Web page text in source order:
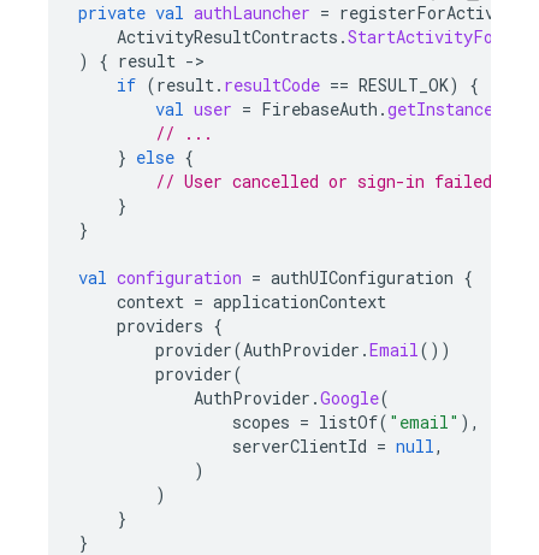
private val authLauncher =
ActivityResultContracts .
)
{ result -
if (result. resultCode == RESULT_OK)
{
val user = FirebaseAuth .getInstance
// ...
} else {
// User cancelled or sign-in failed
}
}
val configuration = authUIConfiguration {
context = applicationContext
providers {
provider(AuthProvider .Email())
provider(
AuthProvider .Google(
scopes = listOf( "email" ),
serverClientId = null,
)
)
}
}